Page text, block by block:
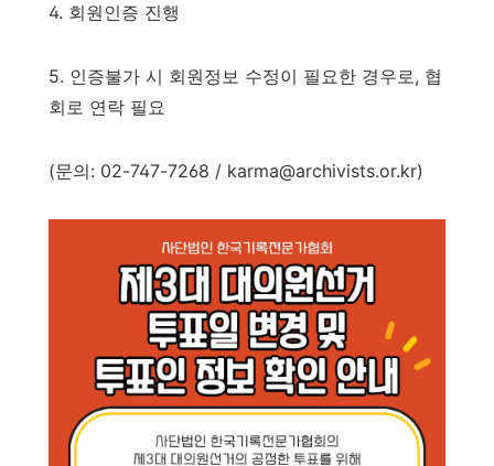
4. 회원인증 진행
5. 인증불가 시 회원정보 수정이 필요한 경우로, 협
회로 연락 필요
(문의: 02-747-7268 / karma@archivists.or.kr)